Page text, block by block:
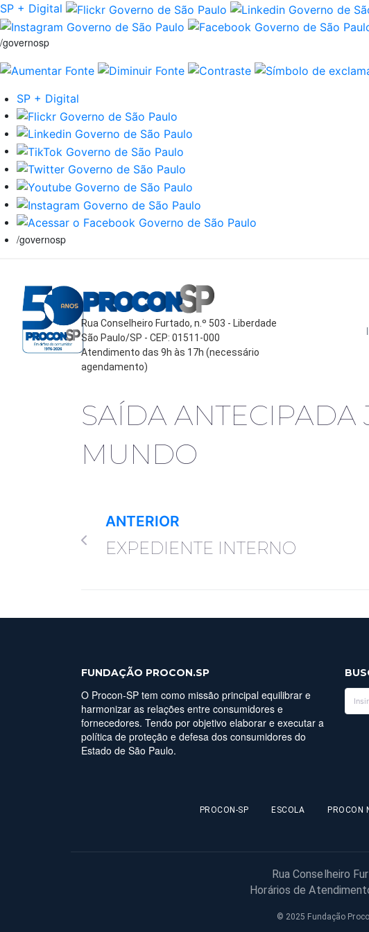
SP + Digital
/governosp
SP + Digital
/governosp
Rua Conselheiro Furtado, n.º 503 - Liberdade
São Paulo/SP - CEP: 01511-000
Atendimento das 9h às 17h (necessário
agendamento)
SAÍDA
MUNDO
ANTERIOR
EXPEDIENTE INTERNO
FUNDAÇÃO PROCON.SP
O Procon-SP tem como missão principal equilibrar e
harmonizar as relações entre consumidores e
fornecedores. Tendo por objetivo elaborar e executar a
política de proteção e defesa dos consumidores do
Estado de São Paulo.
PROCON-SP ESCOLA PROCON
Rua Conselheiro
Horários de
© 2025 Fundação